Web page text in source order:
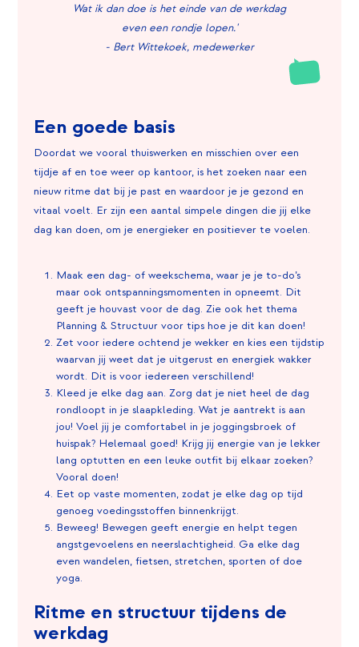
Wat ik dan doe is het einde van de werkdag
even een rondje lopen.'
- Bert Wittekoek, medewerker
Een goede basis
Doordat we vooral thuiswerken en misschien over een
tijdje af en toe weer op kantoor, is het zoeken naar een
nieuw ritme dat bij je past en waardoor je je gezond en
vitaal voelt. Er zijn een aantal simpele dingen die jij elke
dag kan doen, om je energieker en positiever te voelen.
Maak een dag- of weekschema, waar je je to-do’s
maar ook ontspanningsmomenten in opneemt. Dit
geeft je houvast voor de dag. Zie ook het thema
Planning & Structuur voor tips hoe je dit kan doen!
Zet voor iedere ochtend je wekker en kies een tijdstip
waarvan jij weet dat je uitgerust en energiek wakker
wordt. Dit is voor iedereen verschillend!
Kleed je elke dag aan. Zorg dat je niet heel de dag
rondloopt in je slaapkleding. Wat je aantrekt is aan
jou! Voel jij je comfortabel in je joggingsbroek of
huispak? Helemaal goed! Krijg jij energie van je lekker
lang optutten en een leuke outfit bij elkaar zoeken?
Vooral doen!
Eet op vaste momenten, zodat je elke dag op tijd
genoeg voedingsstoffen binnenkrijgt.
Beweeg! Bewegen geeft energie en helpt tegen
angstgevoelens en neerslachtigheid. Ga elke dag
even wandelen, fietsen, stretchen, sporten of doe
yoga.
Ritme en structuur tijdens de
werkdag